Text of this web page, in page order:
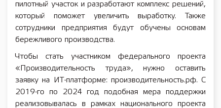
пилотный участок и разработают комплекс решений,
который поможет увеличить выработку. Также
сотрудники предприятия будут обучены основам
бережливого производства.
Чтобы стать участником федерального проекта
«Производительность труда», нужно оставить
заявку на ИТ-платформе: производительность.рф. С
2019-го по 2024 год подобная мера поддержки
реализовывалась в рамках национального проекта